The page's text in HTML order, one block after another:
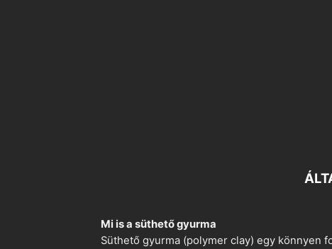
Mi is a süthető gyurma
Süthető gyurma (polymer clay) egy könnyen